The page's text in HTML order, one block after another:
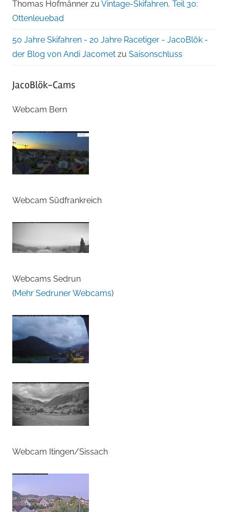
Thomas Hofmänner zu Vintage-Skifahren, Teil 30:
Ottenleuebad
50 Jahre Skifahren - 20 Jahre Racetiger - JacoBlök -
der Blog von Andi Jacomet zu Saisonschluss
JacoBlök-Cams
Webcam Bern
Webcam Südfrankreich
Webcams Sedrun
(Mehr Sedruner Webcams)
Webcam Itingen/Sissach